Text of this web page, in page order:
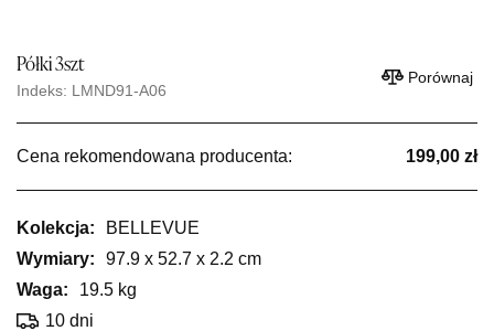
Półki 3szt
Indeks: LMND91-A06
Porównaj
Cena rekomendowana producenta: 199,00 zł
Kolekcja:
BELLEVUE
Wymiary:
97.9 x 52.7 x 2.2 cm
Waga:
19.5 kg
10 dni